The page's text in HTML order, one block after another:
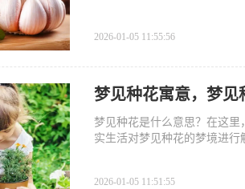
2026-01-05 11:55:56
梦见种花寓意，梦见
梦见种花是什么意思？在这
实生活对梦见种花的梦境进
2026-01-05 11:51:55